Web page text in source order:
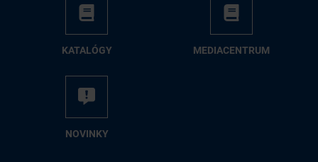
KA­TA­LÓ­GY ME­DIA­CEN­TRUM
NO­VIN­KY